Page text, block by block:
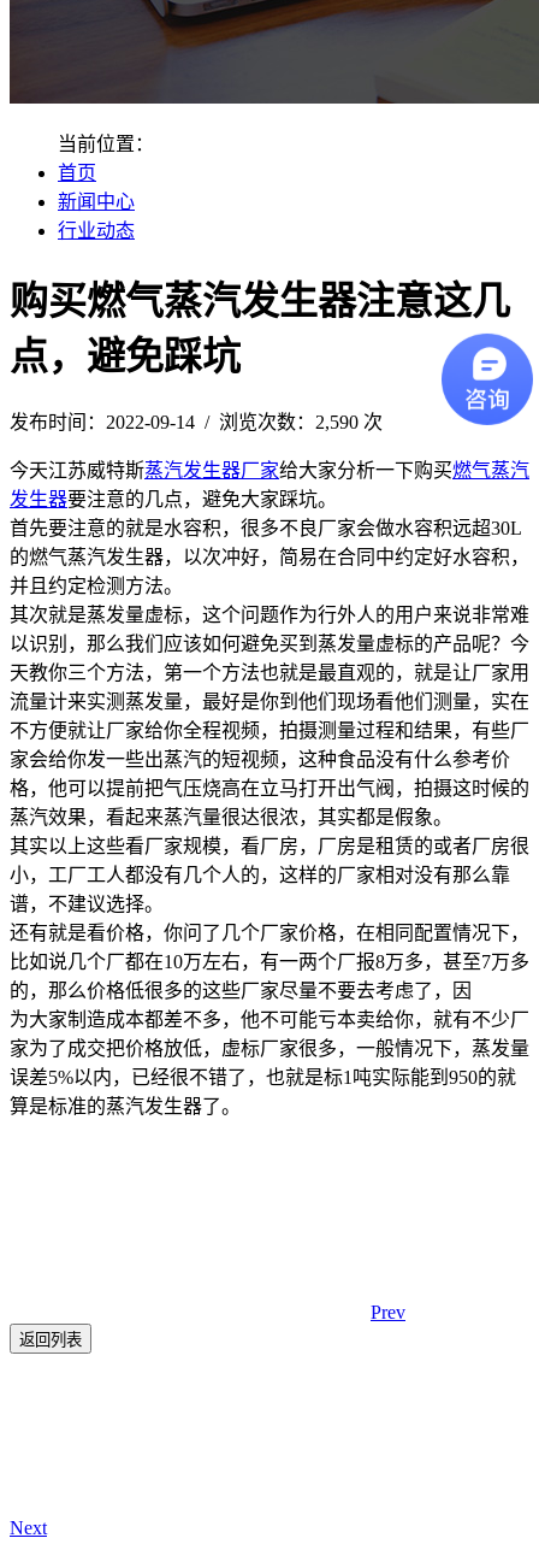
当前位置：
首页
新闻中心
行业动态
购买燃气蒸汽发生器注意这几
点，避免踩坑
发布时间：2022-09-14 / 浏览次数：2,590 次
今天江苏威特斯蒸汽发生器厂家给大家分析一下购买燃气蒸汽
发生器要注意的几点，避免大家踩坑。
首先要注意的就是水容积，很多不良厂家会做水容积远超30L
的燃气蒸汽发生器，以次冲好，简易在合同中约定好水容积，
并且约定检测方法。
其次就是蒸发量虚标，这个问题作为行外人的用户来说非常难
以识别，那么我们应该如何避免买到蒸发量虚标的产品呢？今
天教你三个方法，第一个方法也就是最直观的，就是让厂家用
流量计来实测蒸发量，最好是你到他们现场看他们测量，实在
不方便就让厂家给你全程视频，拍摄测量过程和结果，有些厂
家会给你发一些出蒸汽的短视频，这种食品没有什么参考价
格，他可以提前把气压烧高在立马打开出气阀，拍摄这时候的
蒸汽效果，看起来蒸汽量很达很浓，其实都是假象。
其实以上这些看厂家规模，看厂房，厂房是租赁的或者厂房很
小，工厂工人都没有几个人的，这样的厂家相对没有那么靠
谱，不建议选择。
还有就是看价格，你问了几个厂家价格，在相同配置情况下，
比如说几个厂都在10万左右，有一两个厂报8万多，甚至7万多
的，那么价格低很多的这些厂家尽量不要去考虑了，因
为大家制造成本都差不多，他不可能亏本卖给你，就有不少厂
家为了成交把价格放低，虚标厂家很多，一般情况下，蒸发量
误差5%以内，已经很不错了，也就是标1吨实际能到950的就
算是标准的蒸汽发生器了。
Prev
返回列表
Next